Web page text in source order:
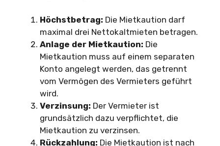
Höchstbetrag: Die Mietkaution darf
maximal drei Nettokaltmieten betragen.
Anlage der Mietkaution: Die
Mietkaution muss auf einem separaten
Konto angelegt werden, das getrennt
vom Vermögen des Vermieters geführt
wird.
Verzinsung: Der Vermieter ist
grundsätzlich dazu verpflichtet, die
Mietkaution zu verzinsen.
Rückzahlung: Die Mietkaution ist nach